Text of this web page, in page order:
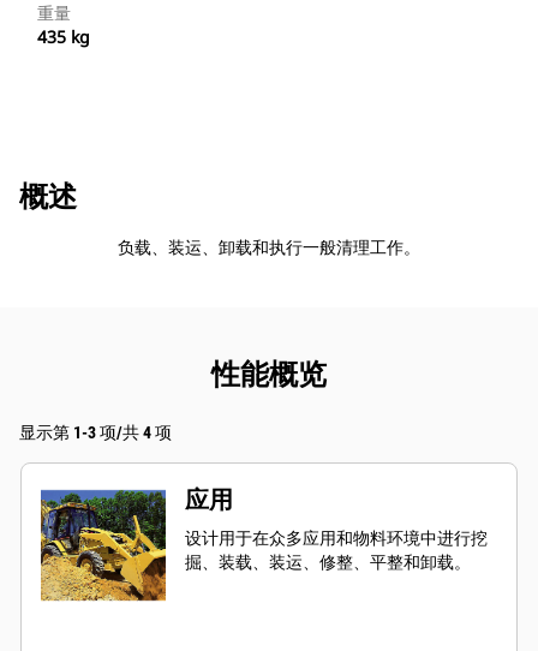
重量
435 kg
概述
负载、装运、卸载和执行一般清理工作。
性能概览
显示第 1-3 项/共 4 项
应用
设计用于在众多应用和物料环境中进行挖
掘、装载、装运、修整、平整和卸载。